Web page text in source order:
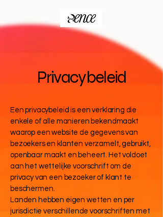
Privacybeleid
Een privacybeleid is een verklaring die
enkele of alle manieren bekendmaakt
waarop een website de gegevens van
bezoekers en klanten verzamelt, gebruikt,
openbaar maakt en beheert. Het voldoet
aan het wettelijke voorschrift om de
privacy van een bezoeker of klant te
beschermen.
Landen hebben eigen wetten en per
jurisdictie verschillende voorschriften met